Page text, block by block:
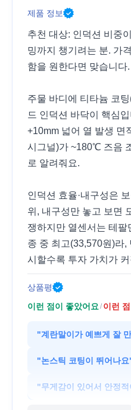
제품 정보
추천 대상: 인덕션 비중
밍까지 챙기려는 분. 가
함을 원한다면 맞습니다.
주물 바디에 티타늄 코
드 인덕션 바닥이 핵심
+10mm 넓어 열 발생 면
시그널)가 ~180℃ 즈음
로 알려줘요.
인덕션 효율·내구성은
위, 내구성만 놓고 보면
쟁하지만 열센서는 테
종 중 최고(33,570원)라,
시할수록 투자 가치가
상품평
이런 점이 좋았어요/ 이런
"계란말이가 예쁘게 잘
"논스틱 코팅이 뛰어나요
"무게감이 있어서 안정